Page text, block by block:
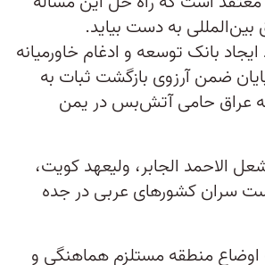
بین‌المللی به دست بیاید.
بانک توسعه و ادغام خاورمیانه
ضمن آرزوی بازگشت ثبات به
عراق حامی آتش‌بس در یمن
الاحمد الجابر، ولیعهد کویت،
سران کشورهای عربی در جده
اوضاع منطقه مستلزم هماهنگی و